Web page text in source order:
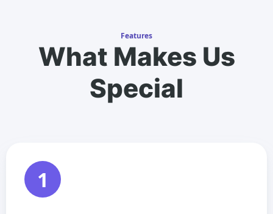
Features
What Makes Us
Special
1